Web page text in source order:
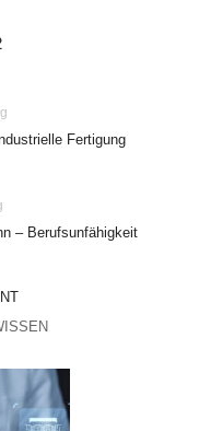
Fertigung
– Berufsunfähigkeit